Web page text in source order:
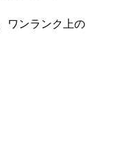
ワンランク上の